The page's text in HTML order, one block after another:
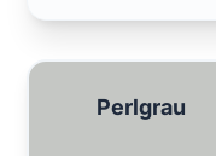
Perlgrau